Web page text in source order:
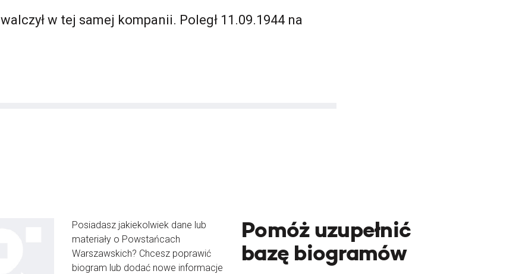
walczył w tej samej kompanii. Poległ 11.09.1944 na
Posiadasz jakiekolwiek dane lub
materiały o Powstańcach
Warszawskich? Chcesz poprawić
biogram lub dodać nowe informacje
Pomóż uzupełnić
bazę biogramów